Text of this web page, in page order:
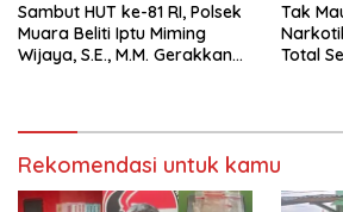
Sambut HUT ke-81 RI, Polsek
Muara Beliti Iptu Miming
Wijaya, S.E., M.M. Gerakkan
Tak
Total
Rekomendasi untuk kamu